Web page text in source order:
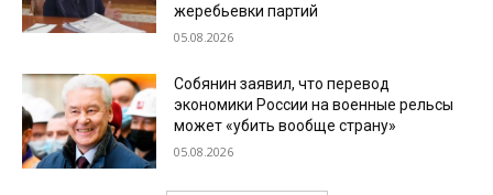
жеребьевки партий
05.08.2026
Собянин заявил, что перевод
экономики России на военные рельсы
может «убить вообще страну»
05.08.2026